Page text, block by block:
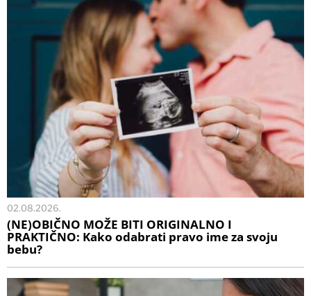
02.08.2026.
(NE)OBIČNO MOŽE BITI ORIGINALNO I
PRAKTIČNO: Kako odabrati pravo ime za svoju
bebu?